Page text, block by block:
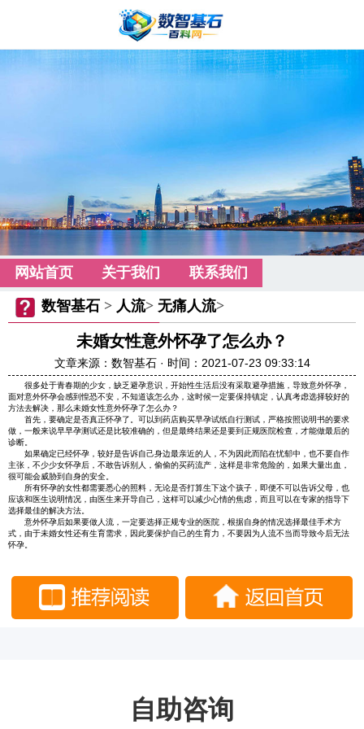
网站首页 关于我们 联系我们
数智基石 > 人流>无痛人流>
未婚女性意外怀孕了怎么办？
文章来源：数智基石 · 时间：2021-07-23 09:33:14
很多处于青春期的少女，缺乏避孕意识，开始性生活后没有采取避孕措施，导致意外怀孕，
面对意外怀孕会感到惶恐不安，不知道该怎么办，这时候一定要保持镇定，认真考虑选择较好的
方法去解决，那么未婚女性意外怀孕了怎么办？
首先，要确定是否真正怀孕了。可以到药店购买早孕试纸自行测试，严格按照说明书的要求
做，一般来说早早孕测试还是比较准确的，但是最终结果还是要到正规医院检查，才能做最后的
诊断。
如果确定已经怀孕，较好是告诉自己身边最亲近的人，不为因此而陷在忧郁中，也不要自作
主张，不少少女怀孕后，不敢告诉别人，偷偷的买药流产，这样是非常危险的，如果大量出血，
很可能会威胁到自身的安全。
所有怀孕的女性都需要悉心的照料，无论是否打算生下这个孩子，即便不可以告诉父母，也
应该和医生说明情况，由医生来开导自己，这样可以减少心情的焦虑，而且可以在专家的指导下
选择最佳的解决方法。
意外怀孕后如果要做人流，一定要选择正规专业的医院，根据自身的情况选择最佳手术方
式，由于未婚女性还有生育需求，因此要保护自己的生育力，不要因为人流不当而导致今后无法
怀孕。
自助咨询